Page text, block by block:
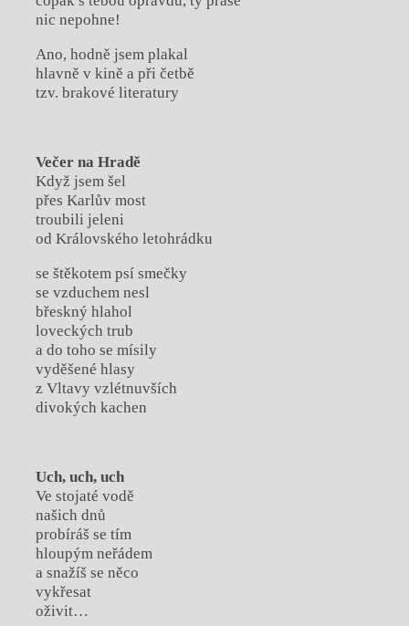
nic nepohne!
Ano, hodně jsem plakal
hlavně v kině a při četbě
tzv. brakové literatury
Večer na Hradě
Když jsem šel
přes Karlův most
troubili jeleni
od Královského letohrádku
se štěkotem psí smečky
se vzduchem nesl
břeskný hlahol
loveckých trub
a do toho se mísily
vyděšené hlasy
z Vltavy vzlétnuvších
divokých kachen
Uch, uch, uch
Ve stojaté vodě
našich dnů
probíráš se tím
hloupým neřádem
a snažíš se něco
vykřesat
oživit…